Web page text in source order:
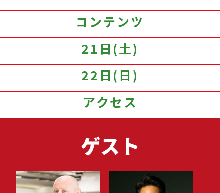
コンテンツ
21日(土)
22日(日)
アクセス
ゲスト